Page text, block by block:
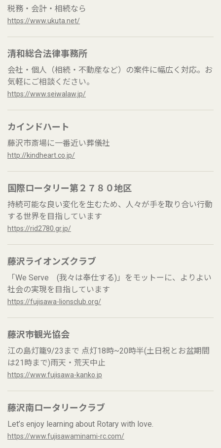
税務・会計・相続なら
https://www.ukuta.net/
清和総合法律事務所
会社・個人（相続・不動産など）の案件に幅広く対応。お
気軽にご相談ください。
https://www.seiwalaw.jp/
カインドハート
藤沢市斎場に一番近い葬儀社
http://kindheart.co.jp/
国際ロータリー第２７８０地区
持続可能な良い変化を生むため、人々が手を取り合い行動
する世界を目指しています
https://rid2780.gr.jp/
藤沢ライオンズクラブ
「We Serve (我々は奉仕する)」をモットーに、よりよい
社会の実現を目指しています
https://fujisawa-lionsclub.org/
藤沢市観光協会
江の島灯籠9/23まで 点灯18時~20時半(土日祝とお盆期間
は21時まで)雨天・荒天中止
https://www.fujisawa-kanko.jp
藤沢南ロータリークラブ
Let’s enjoy learning about Rotary with love.
https://www.fujisawaminami-rc.com/